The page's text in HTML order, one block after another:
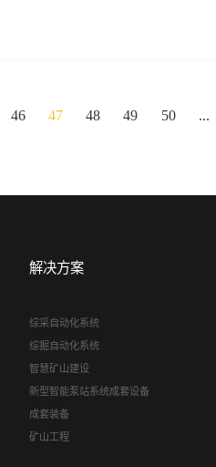
46 47 48 49 50 ...
解决方案
综采自动化系统
综掘自动化系统
智慧矿山建设
新型智能泵站系统成套设备
成套装备
矿山工程